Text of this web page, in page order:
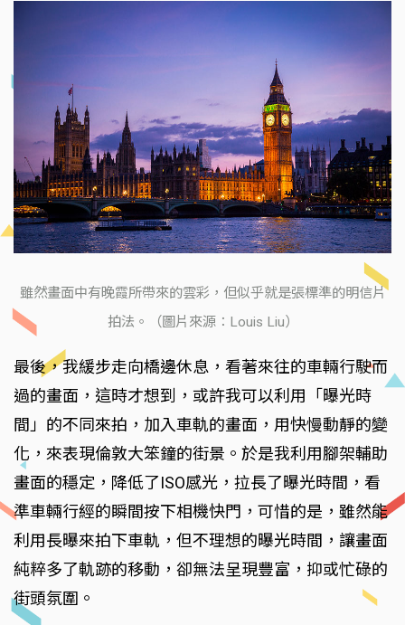
雖然畫面中有晚霞所帶來的雲彩，但似乎就是張標準的明信片
拍法。（圖片來源：Louis Liu）
最後，我緩步走向橋邊休息，看著來往的車輛行駛而
過的畫面，這時才想到，或許我可以利用「曝光時
間」的不同來拍，加入車軌的畫面，用快慢動靜的變
化，來表現倫敦大笨鐘的街景。於是我利用腳架輔助
畫面的穩定，降低了ISO感光，拉長了曝光時間，看
準車輛行經的瞬間按下相機快門，可惜的是，雖然能
利用長曝來拍下車軌，但不理想的曝光時間，讓畫面
純粹多了軌跡的移動，卻無法呈現豐富，抑或忙碌的
街頭氛圍。